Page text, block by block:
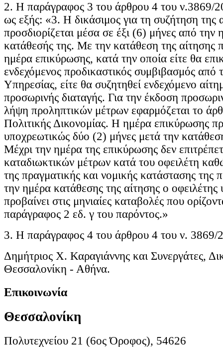
2. Η παράγραφος 3 του άρθρου 4 του ν.3869/
ως εξής: «3. Η δικάσιμος για τη συζήτηση της
προσδιορίζεται μέσα σε έξι (6) μήνες από την
κατάθεσής της. Με την κατάθεση της αίτησης
ημέρα επικύρωσης, κατά την οποία είτε θα
ενδεχόμενος προδικαστικός συμβιβασμός από
Υπηρεσίας, είτε θα συζητηθεί ενδεχόμενο
προσωρινής διαταγής. Για την έκδοση
λήψη προληπτικών μέτρων εφαρμόζεται το
Πολιτικής Δικονομίας. Η ημέρα επικύρωσης
υποχρεωτικώς δύο (2) μήνες μετά την
Μέχρι την ημέρα της επικύρωσης δεν
καταδιωκτικών μέτρων κατά του οφειλέτη
της πραγματικής και νομικής κατάστασης της
την ημέρα κατάθεσης της αίτησης ο οφειλέτης
προβαίνει στις μηνιαίες καταβολές που
παράγραφος 2 εδ. γ του παρόντος.»
3. Η παράγραφος 4 του άρθρου 4 του ν. 3869/
Δημήτριος Χ. Καραγιάννης και Συνεργάτες,
Θεσσαλονίκη - Αθήνα.
Επικοινωνία
Θεσσαλονίκη
Πολυτεχνείου 21 (6ος Όροφος), 54626